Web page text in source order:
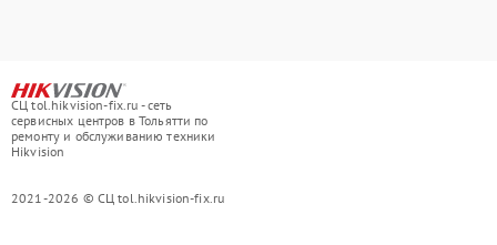
СЦ tol.hikvision-fix.ru - сеть
сервисных центров в Тольятти по
ремонту и обслуживанию техники
Hikvision
2021-2026 © СЦ tol.hikvision-fix.ru